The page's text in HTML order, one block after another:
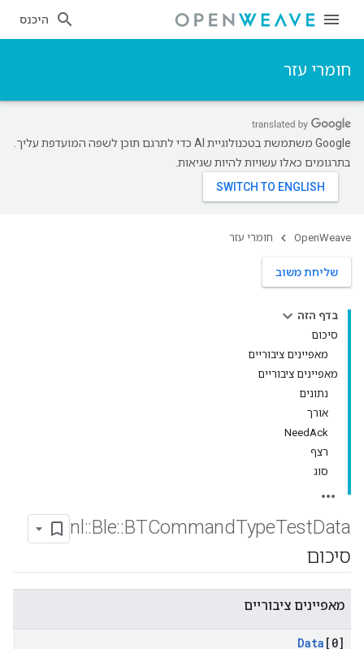
היכנס
חומרי עזר
‫Google משתמשת בטכנולוגיית AI כדי לתרגם תוכן לשפה המועדפת עליך.
בתרגומים כאלו עשויות להיות שגיאות.
OpenWeave חומרי עזר
שליחת משוב
בדף הזה
סיכום
מאפיינים ציבוריים
מאפיינים ציבוריים
נתונים
אורך
NeedAck
רצף
סוג
nl ::Ble::BTCommandTypeTestData
סיכום
מאפיינים ציבוריים
Data [0]